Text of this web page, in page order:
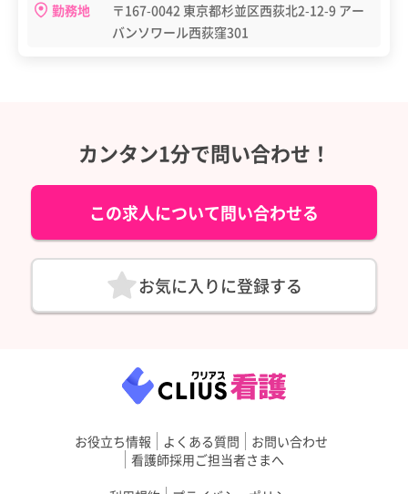
勤務地
〒167-0042 東京都杉並区西荻北2-12-9 アー
バンソワール西荻窪301
カンタン1分で問い合わせ！
この求人について問い合わせる
お気に入りに登録する
お役立ち情報 よくある質問
お問い合わせ
看護師採用ご担当者さまへ